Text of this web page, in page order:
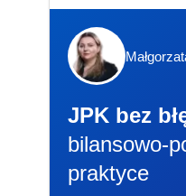
JPK bez
bilansowo-
praktyce